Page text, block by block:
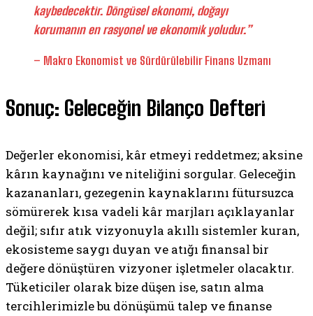
kaybedecektir. Döngüsel ekonomi, doğayı
korumanın en rasyonel ve ekonomik yoludur.”
– Makro Ekonomist ve Sürdürülebilir Finans Uzmanı
Sonuç: Geleceğin Bilanço Defteri
Değerler ekonomisi, kâr etmeyi reddetmez; aksine
kârın kaynağını ve niteliğini sorgular. Geleceğin
kazananları, gezegenin kaynaklarını fütursuzca
sömürerek kısa vadeli kâr marjları açıklayanlar
değil; sıfır atık vizyonuyla akıllı sistemler kuran,
ekosisteme saygı duyan ve atığı finansal bir
değere dönüştüren vizyoner işletmeler olacaktır.
Tüketiciler olarak bize düşen ise, satın alma
tercihlerimizle bu dönüşümü talep ve finanse